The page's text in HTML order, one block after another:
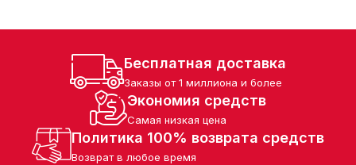
магазинов. Каждая
на всех этапах – от
обучения
что помогает
управлять и
Бесплатная доставка
Заказы от 1 миллиона и более
Экономия средств
Самая низкая цена
Политика 100% возврата средств
Возврат в любое время